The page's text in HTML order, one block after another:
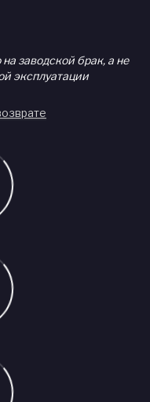
заводской брак, а не
эксплуатации